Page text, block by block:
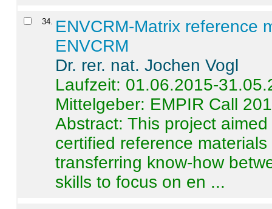
34. ENVCRM-Matrix reference
ENVCRM
Dr. rer. nat. Jochen Vogl
Laufzeit: 01.06.2015-
Mittelgeber: EMPIR Call
Abstract:This project
certified reference
transferring know-how
skills to focus on en ...